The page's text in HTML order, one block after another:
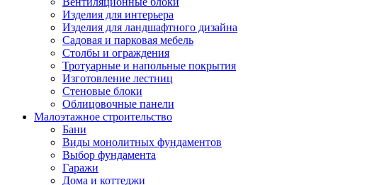
Изделия для интерьера
Изделия для ландшафтного дизайна
Садовая и парковая мебель
Столбы и ограждения
Тротуарные и напольные покрытия
Изготовление лестниц
Стеновые блоки
Облицовочные панели
Малоэтажное строительство
Бани
Виды монолитных фундаментов
Выбор фундамента
Гаражи
Дома и коттеджи